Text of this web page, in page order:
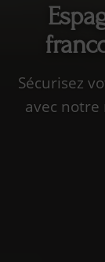
Sécurisez
avec notre